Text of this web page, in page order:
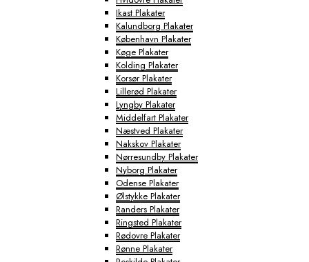
Ikast Plakater
Kalundborg Plakater
København Plakater
Køge Plakater
Kolding Plakater
Korsør Plakater
Lillerød Plakater
Lyngby Plakater
Middelfart Plakater
Næstved Plakater
Nakskov Plakater
Nørresundby Plakater
Nyborg Plakater
Odense Plakater
Ølstykke Plakater
Randers Plakater
Ringsted Plakater
Rødovre Plakater
Rønne Plakater